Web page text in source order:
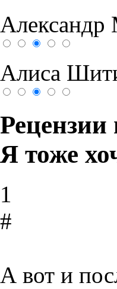
Алиса
Я тоже
1
#
А вот и